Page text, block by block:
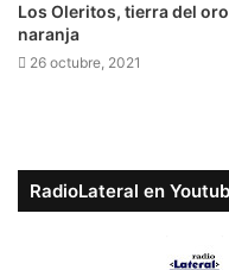
Los Oleritos, tierra del oro
naranja
26 octubre, 2021
RadioLateral en